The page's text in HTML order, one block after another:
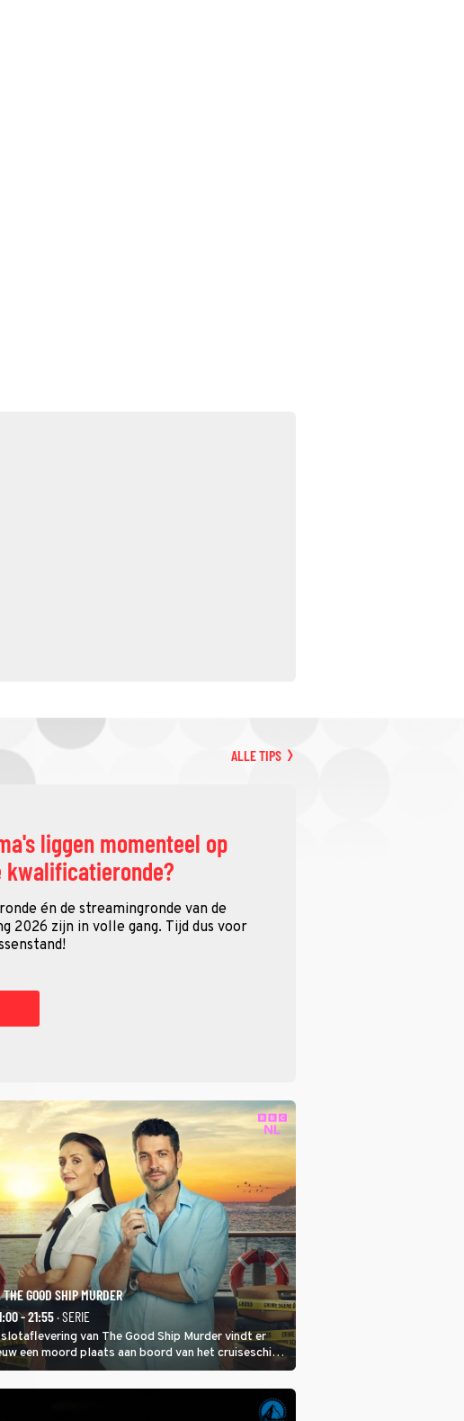
ALLE TIPS
liggen momenteel op
kwalificatieronde?
én de streamingronde van de
2026 zijn in volle gang. Tijd dus voor
THE GOOD SHIP MURDER
- 21:55· SERIE
van The Good Ship Murder vindt er
een moord plaats aan boord van het cruiseschip,
dit keer een bemanningslid het slachtoffer is en
Marlowe de dader lijkt te zijn.